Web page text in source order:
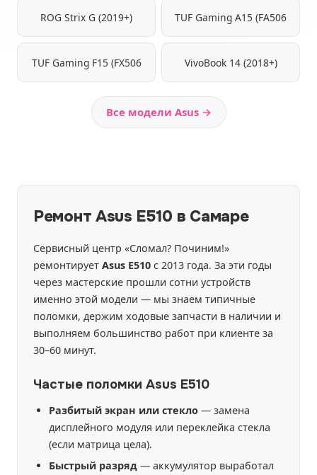
ROG Strix G (2019+) TUF Gaming A15 (FA506
TUF Gaming F15 (FX506 VivoBook 14 (2018+)
Все модели Asus →
Ремонт Asus E510 в Самаре
Сервисный центр «Сломал? Починим!»
ремонтирует Asus E510 с 2013 года. За эти годы
через мастерские прошли сотни устройств
именно этой модели — мы знаем типичные
поломки, держим ходовые запчасти в наличии и
выполняем большинство работ при клиенте за
30–60 минут.
Частые поломки Asus E510
Разбитый экран или стекло — замена
дисплейного модуля или переклейка стекла
(если матрица цела).
Быстрый разряд — аккумулятор выработал